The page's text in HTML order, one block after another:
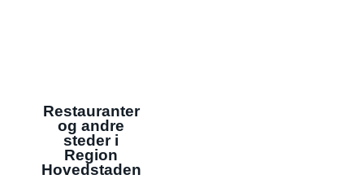
Restauranter
og andre
steder i
Region
Hovedstaden